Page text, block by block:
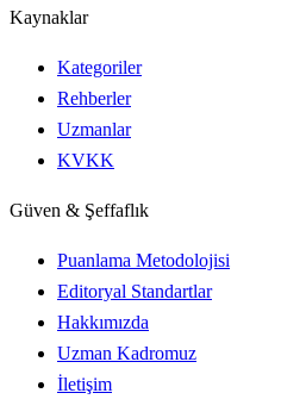
Kaynaklar
Kategoriler
Rehberler
Uzmanlar
KVKK
Güven & Şeffaflık
Puanlama Metodolojisi
Editoryal Standartlar
Hakkımızda
Uzman Kadromuz
İletişim